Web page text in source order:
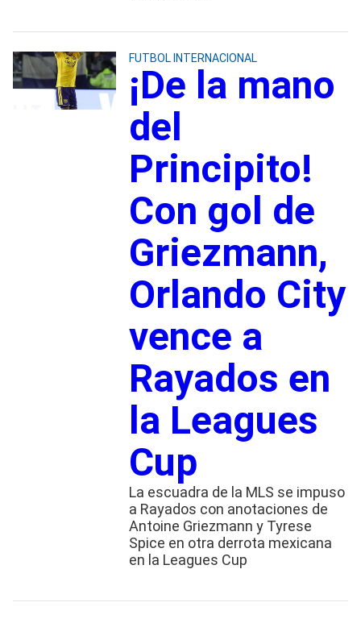
FUTBOL INTERNACIONAL
¡De la mano
del
Principito!
Con gol de
Griezmann,
Orlando City
vence a
Rayados en
la Leagues
Cup
La escuadra de la MLS se impuso
a Rayados con anotaciones de
Antoine Griezmann y Tyrese
Spice en otra derrota mexicana
en la Leagues Cup